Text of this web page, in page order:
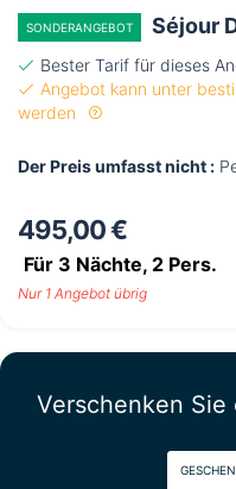
SONDERANGEBOT Séjour
Bester Tarif für dieses
Angebot kann unter
werden
Der Preis umfasst nicht :
495,00 €
Für 3 Nächte, 2 Pers.
Nur 1 Angebot übrig
Verschenken